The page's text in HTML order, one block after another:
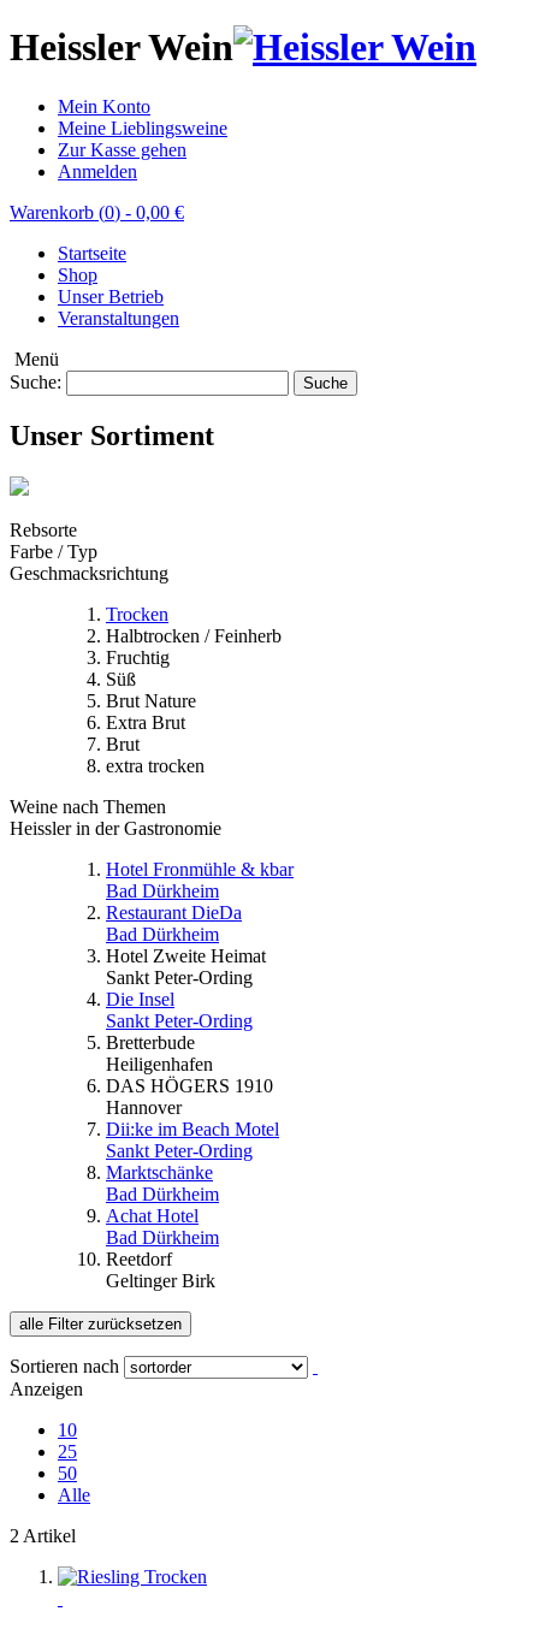
Heissler Wein
Mein Konto
Meine Lieblingsweine
Zur Kasse gehen
Anmelden
Warenkorb (0) - 0,00 €
Startseite
Shop
Unser Betrieb
Veranstaltungen
Menü
Suche:
Suche
Unser Sortiment
Rebsorte
Farbe / Typ
Geschmacksrichtung
Trocken
Halbtrocken / Feinherb
Fruchtig
Süß
Brut Nature
Extra Brut
Brut
extra trocken
Weine nach Themen
Heissler in der Gastronomie
Hotel Fronmühle & kbar
Bad Dürkheim
Restaurant DieDa
Bad Dürkheim
Hotel Zweite Heimat
Sankt Peter-Ording
Die Insel
Sankt Peter-Ording
Bretterbude
Heiligenhafen
DAS HÖGERS 1910
Hannover
Dii:ke im Beach Motel
Sankt Peter-Ording
Marktschänke
Bad Dürkheim
Achat Hotel
Bad Dürkheim
Reetdorf
Geltinger Birk
alle Filter zurücksetzen
Sortieren nach
Anzeigen
10
25
50
Alle
2 Artikel